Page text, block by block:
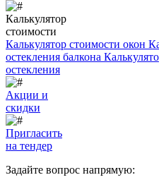
Калькулятор
стоимости
Калькулятор стоимости окон
остекления балкона
остекления
Акции и
скидки
Пригласить
на тендер
Задайте вопрос напрямую: